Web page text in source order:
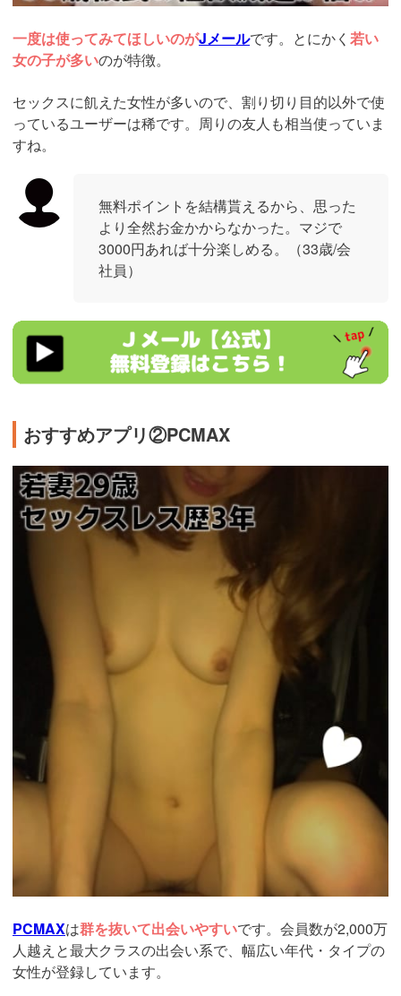
一度は使ってみてほしいのがJメールです。とにかく 若い
女の子が多いのが特徴。
セックスに飢えた女性が多いので、割り切り目的以外で使
っているユーザーは稀です。周りの友人も相当使っていま
すね。
無料ポイントを結構貰えるから、思った
より全然お金かからなかった。マジで
3000円あれば十分楽しめる。（33歳/会
社員）
https://ac.m-
ads.jp/t6d63J515a0bact6/cl/?
bId=48d54Uc6&msid=2999
おすすめアプリ②PCMAX
https://pcmax.jp/lp/?
ad_id=rm327007
PCMAXは群を抜いて出会いやすいです。会員数が2,000万
人越えと最大クラスの出会い系で、幅広い年代・タイプの
女性が登録しています。